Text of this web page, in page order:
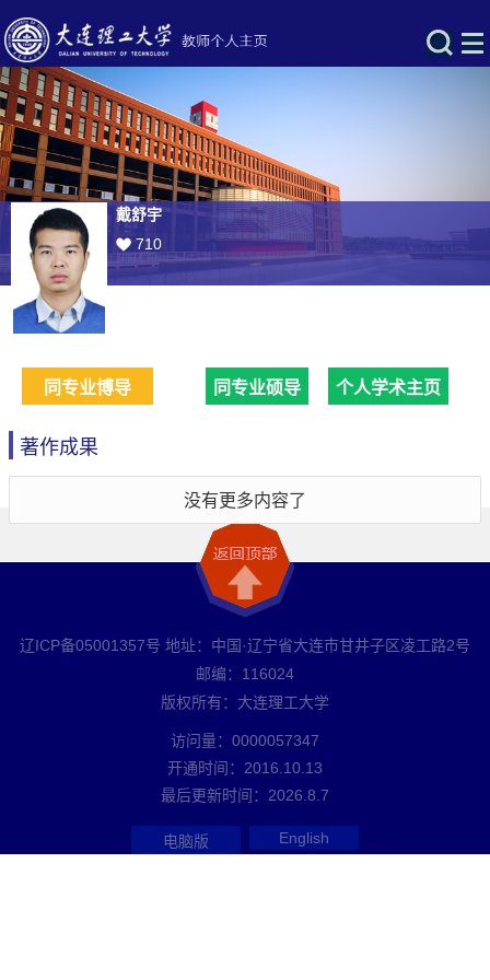
戴舒宇
710
同专业博导 同专业硕导 个人学术主页
著作成果
没有更多内容了
辽ICP备05001357号 地址：中国·辽宁省大连市甘井子区凌工路2号
邮编：116024
版权所有：大连理工大学
访问量： 0000057347
开通时间： 2016 10 13
最后更新时间： 2026 8 7
电脑版 English